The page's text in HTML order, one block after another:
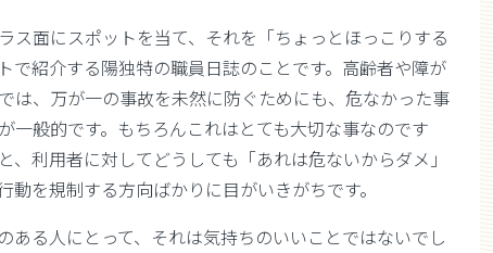
ス面にスポットを当て、それを「ちょっとほっこりする
で紹介する陽独特の職員日誌のことです。高齢者や障が
は、万が一の事故を未然に防ぐためにも、危なかった事
一般的です。もちろんこれはとても大切な事なのです
利用者に対してどうしても「あれは危ないからダメ」
動を規制する方向ばかりに目がいきがちです。
ある人にとって、それは気持ちのいいことではないでし